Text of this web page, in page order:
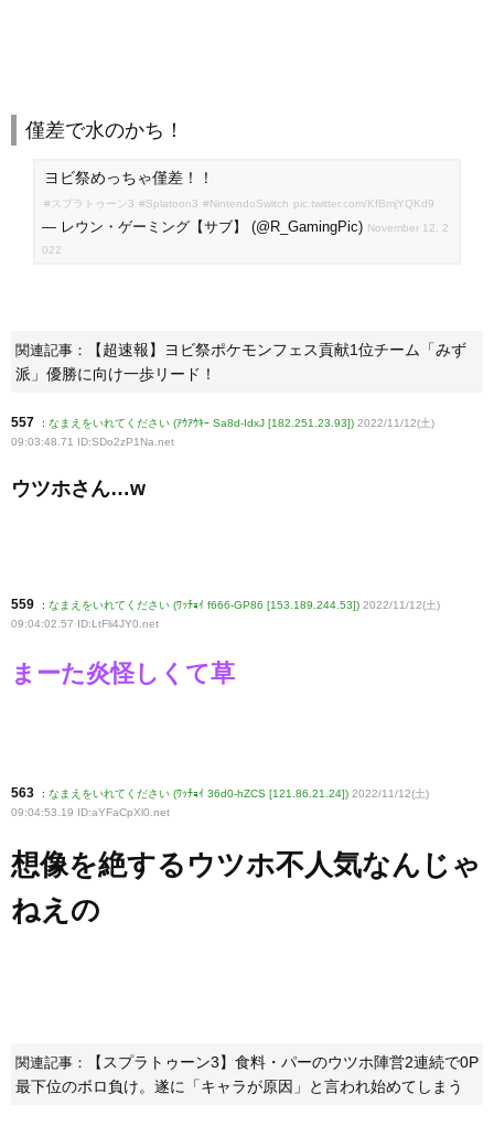
僅差で水のかち！
ヨビ祭めっちゃ僅差！！
#スプラトゥーン3 #Splatoon3 #NintendoSwitch pic.twitter.com/KfBmjYQKd9
— レウン・ゲーミング【サブ】 (@R_GamingPic) November 12, 2
022
関連記事：
【超速報】ヨビ祭ポケモンフェス貢献1位チーム「みず
派」優勝に向け一歩リード！
557 : なまえをいれてください (ｱｳｱｳｷｰ Sa8d-IdxJ [182.251.23.93]) 2022/11/12(土)
09:03:48.71 ID:SDo2zP1Na.net
ウツホさん…w
559 : なまえをいれてください (ﾜｯﾁｮｲ f666-GP86 [153.189.244.53]) 2022/11/12(土)
09:04:02.57 ID:LtFli4JY0 .net
まーた炎怪しくて草
563 : なまえをいれてください (ﾜｯﾁｮｲ 36d0-hZCS [121.86.21.24]) 2022/11/12(土)
09:04:53.19 ID:aYFaCpXl0 .net
想像を絶するウツホ不人気なんじゃ
ねえの
関連記事：
【スプラトゥーン3】食料・パーのウツホ陣営2連続で0P
最下位のボロ負け。遂に「キャラが原因」と言われ始めてしまう